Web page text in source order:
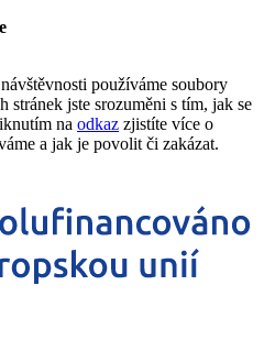
používáme soubory
stránek jste srozuměni s tím, jak se
na odkaz zjistíte více o
a jak je povolit či zakázat.